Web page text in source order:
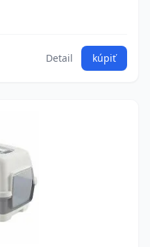
Detail kúpiť